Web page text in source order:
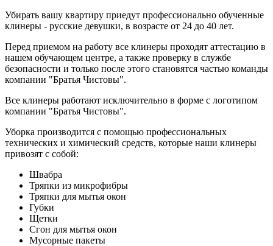
Убирать вашу квартиру приедут профессионально обученные
клинеры - русские девушки, в возрасте от 24 до 40 лет.
Перед приемом на работу все клинеры проходят аттестацию в
нашем обучающем центре, а также проверку в службе
безопасности и только после этого становятся частью команды
компании "Братья Чистовы".
Все клинеры работают исключительно в форме с логотипом
компании "Братья Чистовы".
Уборка производится с помощью профессиональных
технических и химический средств, которые наши клинеры
привозят с собой:
Швабра
Тряпки из микрофибры
Тряпки для мытья окон
Губки
Щетки
Сгон для мытья окон
Мусорные пакеты